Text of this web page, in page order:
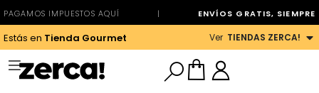
PAGAMOS IMPUESTOS AQUÍ | ENVÍOS GRATIS, SIEMPRE
Estás en Tienda Gourmet Ver TIENDAS ZERCA!